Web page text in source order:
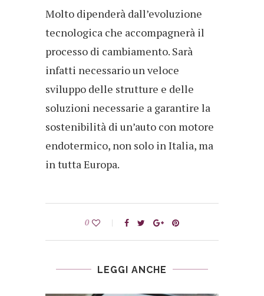
Molto dipenderà dall’evoluzione
tecnologica che accompagnerà il
processo di cambiamento. Sarà
infatti necessario un veloce
sviluppo delle strutture e delle
soluzioni necessarie a garantire la
sostenibilità di un’auto con motore
endotermico, non solo in Italia, ma
in tutta Europa.
0
LEGGI ANCHE